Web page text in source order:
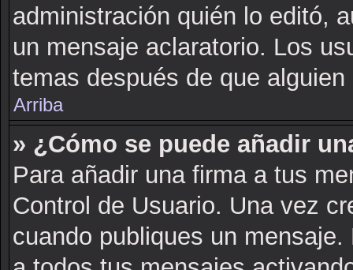
administración quién lo editó,
un mensaje aclaratorio. Los
temas después de que
Arriba
» ¿Cómo se puede añadir
Para añadir una firma a tus
Control de Usuario. Una vez
cuando publiques un